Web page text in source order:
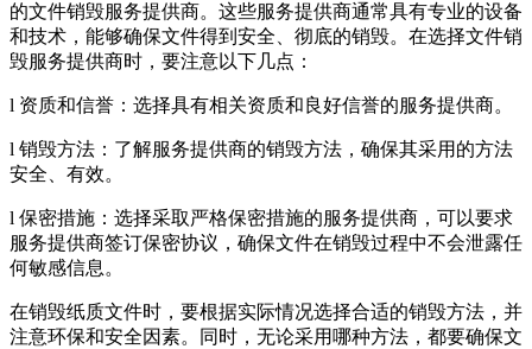
的文件销毁服务提供商。这些服务提供商通常具有专业的设备
和技术，能够确保文件得到安全、彻底的销毁。在选择文件销
毁服务提供商时，要注意以下几点：
l 资质和信誉：选择具有相关资质和良好信誉的服务提供商。
l 销毁方法：了解服务提供商的销毁方法，确保其采用的方法
安全、有效。
l 保密措施：选择采取严格保密措施的服务提供商，可以要求
服务提供商签订保密协议，确保文件在销毁过程中不会泄露任
何敏感信息。
在销毁纸质文件时，要根据实际情况选择合适的销毁方法，并
注意环保和安全因素。同时，无论采用哪种方法，都要确保文